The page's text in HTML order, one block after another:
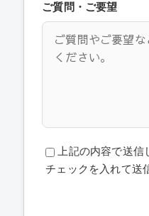
ご質問・ご要望
上記の内容で送
チェックを入れて送